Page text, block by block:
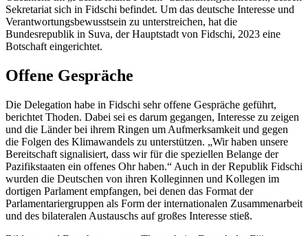
Sekretariat sich in Fidschi befindet. Um das deutsche Interesse und
Verantwortungsbewusstsein zu unterstreichen, hat die
Bundesrepublik in Suva, der Hauptstadt von Fidschi, 2023 eine
Botschaft eingerichtet.
Offene Gespräche
Die Delegation habe in Fidschi sehr offene Gespräche geführt,
berichtet Thoden. Dabei sei es darum gegangen, Interesse zu zeigen
und die Länder bei ihrem Ringen um Aufmerksamkeit und gegen
die Folgen des Klimawandels zu unterstützen. „Wir haben unsere
Bereitschaft signalisiert, dass wir für die speziellen Belange der
Pazifikstaaten ein offenes Ohr haben.“ Auch in der Republik Fidschi
wurden die Deutschen von ihren Kolleginnen und Kollegen im
dortigen Parlament empfangen, bei denen das Format der
Parlamentariergruppen als Form der internationalen Zusammenarbeit
und des bilateralen Austauschs auf großes Interesse stieß.